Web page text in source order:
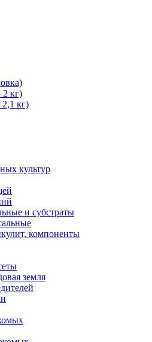
2 кг)
2,1 кг)
культур
и субстраты
компоненты
земля